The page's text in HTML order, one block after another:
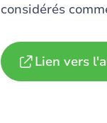
considérés
Lien vers